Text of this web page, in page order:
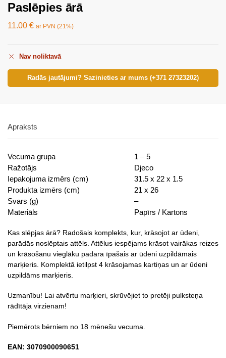
Paslēpies ārā
11.00 € ar PVN (21%)
Nav noliktavā
Radās jautājumi? Sazinieties ar mums (+371 27323202)
Apraksts
Vecuma grupa
1 – 5
Ražotājs
Djeco
Iepakojuma izmērs (cm)
31.5 x 22 x 1.5
Produkta izmērs (cm)
21 x 26
Svars (g)
–
Materiāls
Papīrs / Kartons
Kas slēpjas ārā? Radošais komplekts, kur, krāsojot ar ūdeni,
parādās noslēptais attēls. Attēlus iespējams krāsot vairākas reizes
un krāsošanu vieglāku padara īpašais ar ūdeni uzpildāmais
marķieris. Komplektā ietilpst 4 krāsojamas kartiņas un ar ūdeni
uzpildāms marķieris.
Uzmanību! Lai atvērtu marķieri, skrūvējiet to pretēji pulksteņa
rādītāja virzienam!
Piemērots bērniem no 18 mēnešu vecuma.
EAN: 3070900090651